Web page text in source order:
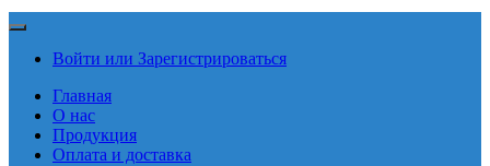
Войти или Зарегистрироваться
Главная
О нас
Продукция
Оплата и доставка